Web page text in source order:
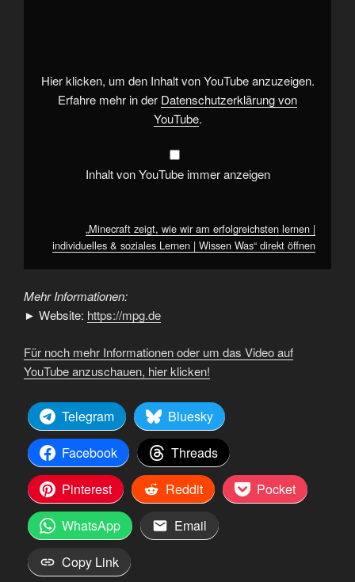
individuelles
soziales
Hier klicken, um den Inhalt von YouTube anzuzeigen.
Erfahre mehr in der Datenschutzerklärung von
YouTube.
Inhalt von YouTube immer anzeigen
„Minecraft zeigt, wie wir am erfolgreichsten lernen |
individuelles & soziales Lernen | Wissen Was“ direkt öffnen
Mehr Informationen:
► Website: https://mpg.de
Für noch mehr Informationen oder um das Video auf
YouTube anzuschauen, hier klicken!
Telegram
Bluesky
Facebook
Threads
Pinterest
Reddit
Pocket
WhatsApp
Email
Copy Link